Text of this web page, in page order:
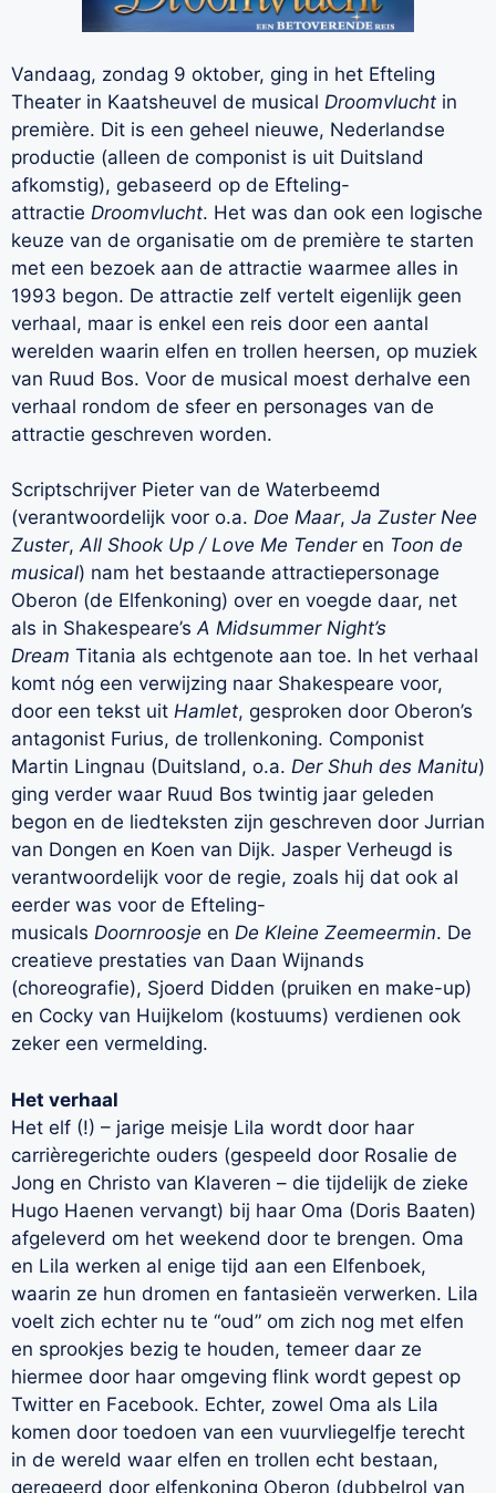
Vandaag, zondag 9 oktober, ging in het Efteling
Theater in Kaatsheuvel de musical Droomvlucht in
première. Dit is een geheel nieuwe, Nederlandse
productie (alleen de componist is uit Duitsland
afkomstig), gebaseerd op de Efteling-
attractie Droomvlucht. Het was dan ook een logische
keuze van de organisatie om de première te starten
met een bezoek aan de attractie waarmee alles in
1993 begon. De attractie zelf vertelt eigenlijk geen
verhaal, maar is enkel een reis door een aantal
werelden waarin elfen en trollen heersen, op muziek
van Ruud Bos. Voor de musical moest derhalve een
verhaal rondom de sfeer en personages van de
attractie geschreven worden.
Scriptschrijver Pieter van de Waterbeemd
(verantwoordelijk voor o.a. Doe Maar, Ja Zuster Nee
Zuster,All Shook Up / Love Me Tenderen Toon de
musical) nam het bestaande attractiepersonage
Oberon (de Elfenkoning) over en voegde daar, net
als in Shakespeare’sA Midsummer Night’s
Dream Titania als echtgenote aan toe. In het verhaal
komt nóg een verwijzing naar Shakespeare voor,
door een tekst uit Hamlet, gesproken door Oberon’s
antagonist Furius, de trollenkoning. Componist
Martin Lingnau (Duitsland, o.a. Der Shuh des Manitu)
ging verder waar Ruud Bos twintig jaar geleden
begon en de liedteksten zijn geschreven door Jurrian
van Dongen en Koen van Dijk. Jasper Verheugd is
verantwoordelijk voor de regie, zoals hij dat ook al
eerder was voor de Efteling-
musicals Doornroosje en De Kleine Zeemeermin. De
creatieve prestaties van Daan Wijnands
(choreografie), Sjoerd Didden (pruiken en make-up)
en Cocky van Huijkelom (kostuums) verdienen ook
zeker een vermelding.
Het verhaal
Het elf (!) – jarige meisje Lila wordt door haar
carrièregerichte ouders (gespeeld door Rosalie de
Jong en Christo van Klaveren – die tijdelijk de zieke
Hugo Haenen vervangt) bij haar Oma (Doris Baaten)
afgeleverd om het weekend door te brengen. Oma
en Lila werken al enige tijd aan een Elfenboek,
waarin ze hun dromen en fantasieën verwerken. Lila
voelt zich echter nu te “oud” om zich nog met elfen
en sprookjes bezig te houden, temeer daar ze
hiermee door haar omgeving flink wordt gepest op
Twitter en Facebook. Echter, zowel Oma als Lila
komen door toedoen van een vuurvliegelfje terecht
in de wereld waar elfen en trollen echt bestaan,
geregeerd door elfenkoning Oberon (dubbelrol van